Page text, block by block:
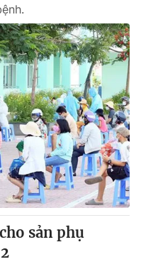
không có sự chấp
khi phát hành lại
sản phụ